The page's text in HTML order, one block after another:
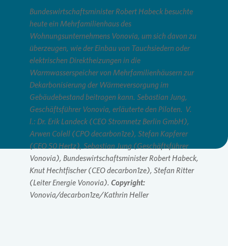
Loading...
Bundeswirtschaftsminister Robert Habeck besuchte
heute ein Mehrfamilienhaus des
Wohnungsunternehmens Vonovia, um sich davon zu
überzeugen, wie der Einbau von Tauchsiedern oder
elektrischen Direktheizungen in die
Warmwasserspeicher von Mehrfamilienhäusern zur
Dekarbonisierung der Wärmeversorgung im
Gebäudebestand beitragen kann. Sebastian Jung,
Geschäftsführer Vonovia, erläuterte den Piloten. V.
l.: Dr. Erik Landeck (CEO Stromnetz Berlin GmbH),
Arwen Colell (CPO decarbon1ze), Stefan Kapferer
(CEO 50 Hertz), Sebastian Jung (Geschäftsführer
Vonovia), Bundeswirtschaftsminister Robert Habeck,
Knut Hechtfischer (CEO decarbon1ze), Stefan Ritter
(Leiter Energie Vonovia). Copyright:
Vonovia/decarbon1ze/Kathrin Heller